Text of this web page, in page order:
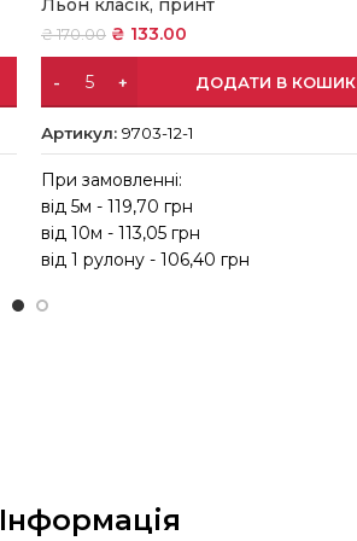
Льон класік, принт
₴170.00 ₴ 133.00
ДОДАТИ В КОШИК
Артикул:9703-12-1
При замовленні:
від 5м - 119,70 грн
від 10м - 113,05 грн
від 1 рулону - 106,40 грн
Інформація